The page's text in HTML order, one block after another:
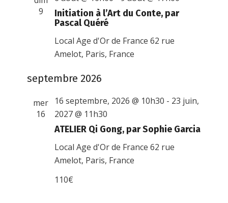
vues
9
Initiation à l’Art du Conte, par
Pascal Quéré
Local Age d'Or de France62 rue
Amelot, Paris, France
septembre 2026
mer
16
ATELIER Qi Gong, par Sophie Garcia
16 septembre, 2026 @ 10h30 - 23 juin,
2027 @ 11h30
Local Age d'Or de France62 rue
Amelot, Paris, France
110€